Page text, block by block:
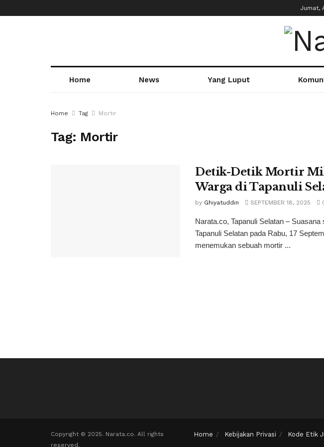
Jumat,
Home News Yang Luput
Home Tag Mortir
Tag: Mortir
Detik-Detik Mortir
Warga di Tapanuli
by Ghiyatuddin SEPTEMBER 18, 2025
Narata.co, Tapanuli Selatan –
Tapanuli Selatan pada Rabu, 17
menemukan sebuah mortir ...
Home Kebijakan Privasi Kode Etik
Copyright © 2025. Narata.co. All rights
reserved.